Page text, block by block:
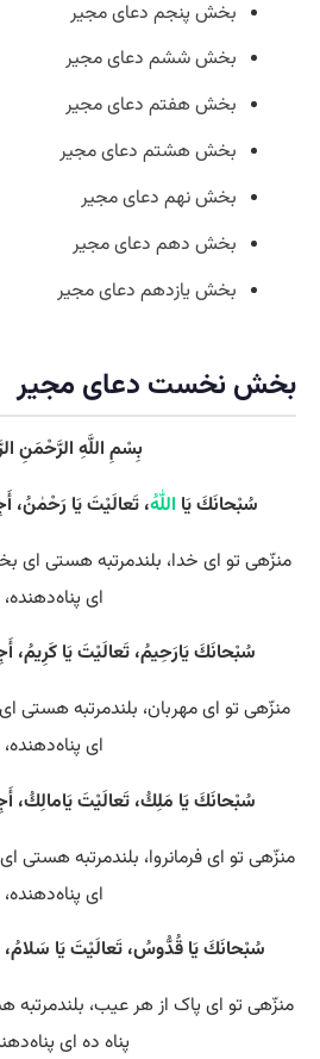
بخش پنجم دعای مجیر
بخش ششم دعای مجیر
بخش هفتم دعای مجیر
بخش هشتم دعای مجیر
بخش نهم دعای مجیر
بخش دهم دعای مجیر
بخش یازدهم دعای مجیر
بخش نخست دعای مجیر
بِسْمِ اللَّهِ الرَّحْمَنِ
سُبْحانَكَ يَا اللّٰهُ، تَعالَيْتَ يَا رَحْمٰنُ،
منزّهی تو ای خدا، بلندمرتبه هستی‌ ای
ای پناه‌دهنده،
سُبْحانَكَ يَارَحِيمُ، تَعالَيْتَ يَا كَرِيمُ،
منزّهی تو ای مهربان، بلندمرتبه هستی‌ ای
ای پناه‌دهنده،
سُبْحانَكَ يَا مَلِكُ، تَعالَيْتَ يَامالِكُ،
منزّهی تو ای فرمانروا، بلندمرتبه هستی‌
ای پناه‌دهنده،
سُبْحانَكَ يَا قُدُّوسُ، تَعالَيْتَ يَا سَلامُ،
منزّهی تو ای پاک از هر عیب، بلندمرتبه
پناه ده ای